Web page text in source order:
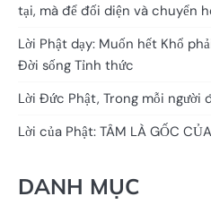
tại, mà để đối diện và chuyển
Lời Phật dạy: Muốn hết Khổ
Đời sống Tỉnh thức
Lời Đức Phật, Trong mỗi người
Lời của Phật: TÂM LÀ GỐC
DANH MỤC